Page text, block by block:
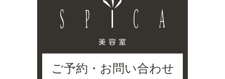
ご予約・お問い合わせ